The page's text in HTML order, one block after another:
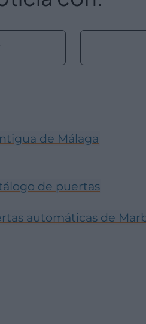
de Málaga
de puertas
automáticas de